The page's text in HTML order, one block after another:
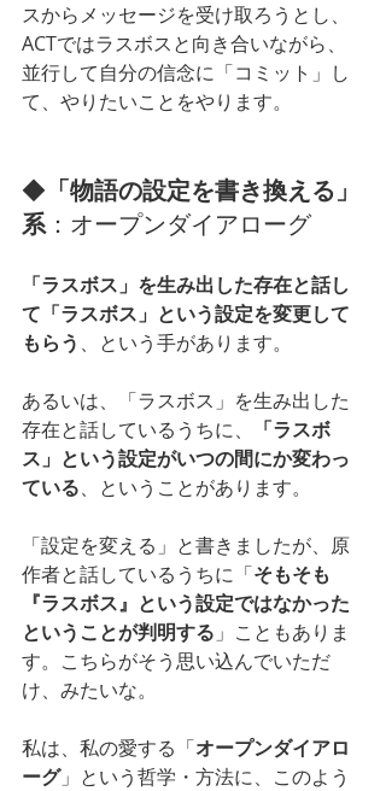
スからメッセージを受け取ろうとし、
ACTではラスボスと向き合いながら、
並行して自分の信念に「コミット」し
て、やりたいことをやります。
◆ 「物語の設定を書き換える」
系：オープンダイアローグ
「ラスボス」を生み出した存在と話し
て「ラスボス」という設定を変更して
もらう 、という手があります。
あるいは、「ラスボス」を生み出した
存在と話しているうちに、
「ラスボ
ス」という設定がいつの間にか変わっ
ている、ということがあります。
「設定を変える」と書きましたが、原
作者と話しているうちに「そもそも
『ラスボス』という設定ではなかった
ということが判明する 」こともありま
す。こちらがそう思い込んでいただ
け、みたいな。
私は、私の愛する「オープンダイアロ
ーグ」という哲学・方法に、このよう